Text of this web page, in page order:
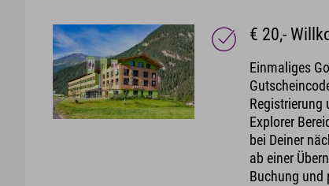
€ 20,-
Einmaliges
Registrierung
Explorer
bei Deiner
ab einer
Buchung und